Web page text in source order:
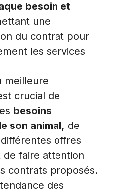
besoin et
une
du contrat pour
les services
meilleure
crucial de
besoins
son animal, de
offres
de faire attention
contrats proposés.
des